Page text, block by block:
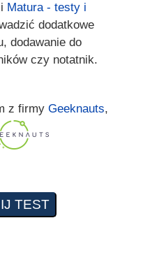
Matura - testy i
dodatkowe
dodawanie do
czy notatnik.
z firmy Geeknauts,